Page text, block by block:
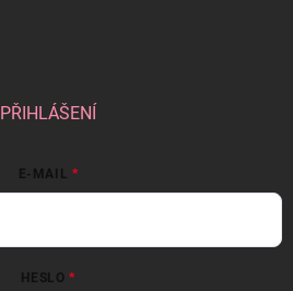
PŘIHLÁŠENÍ
E-MAIL
HESLO